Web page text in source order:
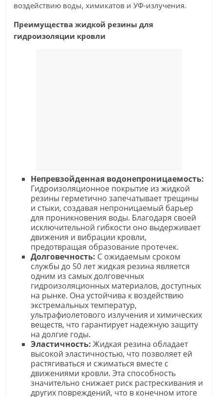
воздействию воды, химикатов и УФ-излучения.
Преимущества жидкой резины для
гидроизоляции кровли
Непревзойденная водонепроницаемость:
Гидроизоляционное покрытие из жидкой
резины герметично запечатывает трещины
и стыки, создавая непроницаемый барьер
для проникновения воды. Благодаря своей
исключительной гибкости оно выдерживает
движения и вибрации кровли,
предотвращая образование протечек.
Долговечность: С ожидаемым сроком
службы до 50 лет жидкая резина является
одним из самых долговечных
гидроизоляционных материалов, доступных
на рынке. Она устойчива к воздействию
экстремальных температур,
ультрафиолетового излучения и химических
веществ, что гарантирует надежную защиту
на долгие годы.
Эластичность: Жидкая резина обладает
высокой эластичностью, что позволяет ей
растягиваться и сжиматься вместе с
движениями кровли. Эта способность
значительно снижает риск растрескивания и
других повреждений, что в конечном итоге